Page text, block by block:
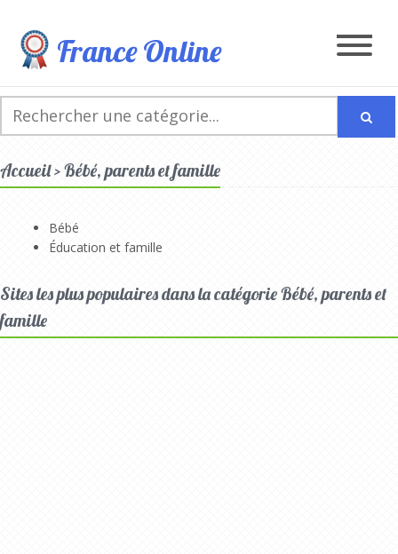
France Online
Accueil > Bébé, parents et famille
Bébé
Éducation et famille
Sites les plus populaires dans la catégorie Bébé, parents et
famille